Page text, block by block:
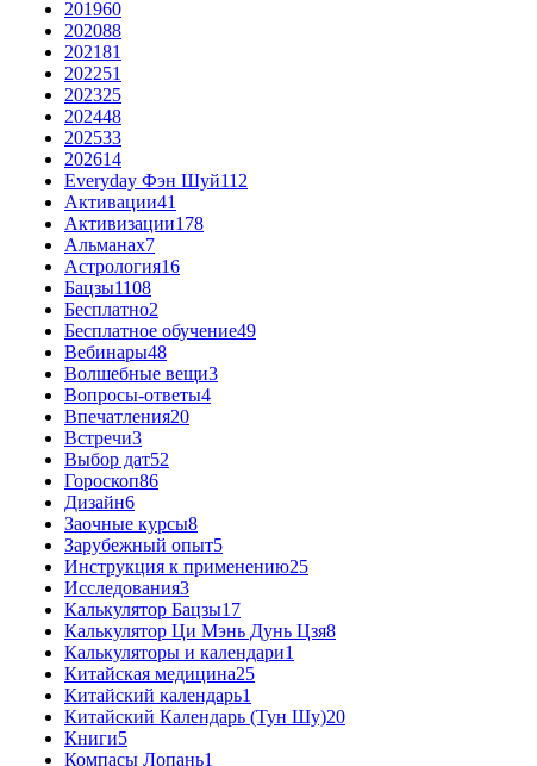
201960
202088
202181
202251
202325
202448
202533
202614
Everyday Фэн Шуй112
Активации41
Активизации178
Альманах7
Астрология16
Бацзы1108
Бесплатно2
Бесплатное обучение49
Вебинары48
Волшебные вещи3
Вопросы-ответы4
Впечатления20
Встречи3
Выбор дат52
Гороскоп86
Дизайн6
Заочные курсы8
Зарубежный опыт5
Инструкция к применению25
Исследования3
Калькулятор Бацзы17
Калькулятор Ци Мэнь Дунь Цзя8
Калькуляторы и календари1
Китайская медицина25
Китайский календарь1
Китайский Календарь (Тун Шу)20
Книги5
Компасы Лопань1